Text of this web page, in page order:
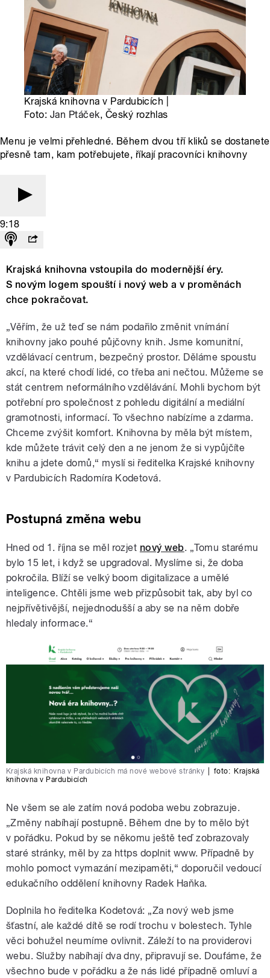
Krajská knihovna v Pardubicích |
Foto: Jan Ptáček, Český rozhlas
Menu je velmi přehledné. Během dvou tří kliků se dostanete
přesně tam, kam potřebujete, říkají pracovníci knihovny
9:18
Krajská knihovna vstoupila do modernější éry.
S novým logem spouští i nový web a v proměnách
chce pokračovat.
„Věřím, že už teď se nám podařilo změnit vnímání
knihovny jako pouhé půjčovny knih. Jsme komunitní,
vzdělávací centrum, bezpečný prostor. Děláme spoustu
akcí, na které chodí lidé, co třeba ani nečtou. Můžeme se
stát centrem neformálního vzdělávání. Mohli bychom být
potřební pro společnost z pohledu digitální a mediální
gramotnosti, informací. To všechno nabízíme a zdarma.
Chceme zvýšit komfort. Knihovna by měla být místem,
kde můžete trávit celý den a ne jenom že si vypůjčíte
knihu a jdete domů,“ myslí si ředitelka Krajské knihovny
v Pardubicích Radomíra Kodetová.
Postupná změna webu
Hned od 1. října se měl rozjet nový web. „Tomu starému
bylo 15 let, i když se upgradoval. Myslíme si, že doba
pokročila. Blíží se velký boom digitalizace a umělé
inteligence. Chtěli jsme web přizpůsobit tak, aby byl co
nejpřívětivější, nejjednodušší a aby se na něm dobře
hledaly informace.“
Krajská knihovna v Pardubicích má nové webové stránky foto: Krajská
knihovna v Pardubicích
Ne všem se ale zatím nová podoba webu zobrazuje.
„Změny nabíhají postupně. Během dne by to mělo být
v pořádku. Pokud by se někomu ještě teď zobrazovaly
staré stránky, měl by za https doplnit www. Případně by
mohlo pomoct vymazání mezipaměti,“ doporučil vedoucí
edukačního oddělení knihovny Radek Haňka.
Doplnila ho ředitelka Kodetová: „Za nový web jsme
šťastní, ale každé dítě se rodí trochu v bolestech. Tyhle
věci bohužel neumíme ovlivnit. Záleží to na providerovi
webu. Služby nabíhají dva dny, připravují se. Doufáme, že
všechno bude v pořádku a že nás lidé případně omluví a